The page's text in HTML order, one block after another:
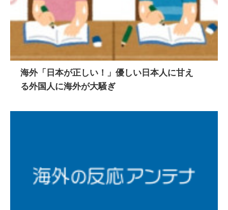
海外「日本が正しい！」優しい日本人に甘え
る外国人に海外が大騒ぎ